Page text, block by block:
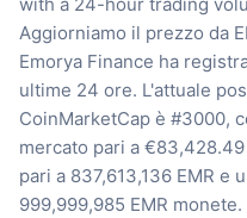
with a 24-hour trading
Aggiorniamo il prezzo da
Emorya Finance ha
ultime 24 ore. L'attuale
CoinMarketCap è #3000,
mercato pari a €83,428.49
pari a 837,613,136 EMR e
999,999,985 EMR monete.